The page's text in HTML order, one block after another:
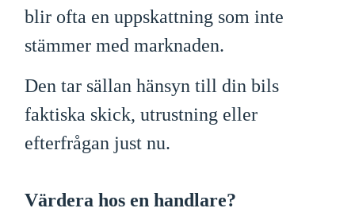
blir ofta en uppskattning som inte
stämmer med marknaden.
Den tar sällan hänsyn till din bils
faktiska skick, utrustning eller
efterfrågan just nu.
Värdera hos en handlare?